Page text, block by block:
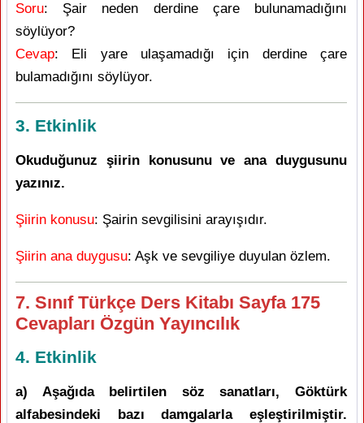
Soru: Şair neden derdine çare bulunamadığını
söylüyor?
Cevap: Eli yare ulaşamadığı için derdine çare
bulamadığını söylüyor.
3. Etkinlik
Okuduğunuz şiirin konusunu ve ana duygusunu
yazınız.
Şiirin konusu: Şairin sevgilisini arayışıdır.
Şiirin ana duygusu: Aşk ve sevgiliye duyulan özlem.
7. Sınıf Türkçe Ders Kitabı Sayfa 175
Cevapları Özgün Yayıncılık
4. Etkinlik
a) Aşağıda belirtilen söz sanatları, Göktürk
alfabesindeki bazı damgalarla eşleştirilmiştir.